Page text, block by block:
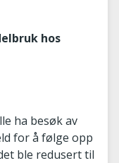
hos
ha besøk av
for å følge opp
ble redusert til